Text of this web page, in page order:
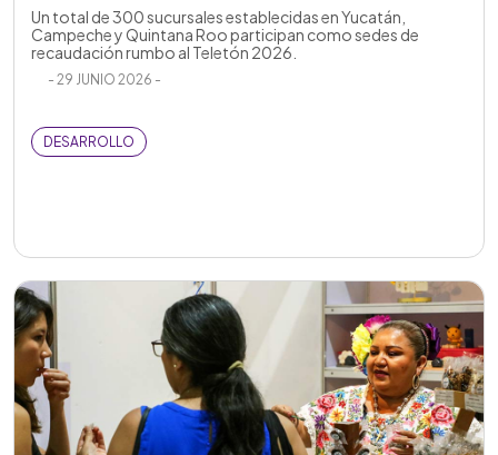
Un total de 300 sucursales establecidas en Yucatán,
Campeche y Quintana Roo participan como sedes de
recaudación rumbo al Teletón 2026.
- 29 JUNIO 2026 -
DESARROLLO